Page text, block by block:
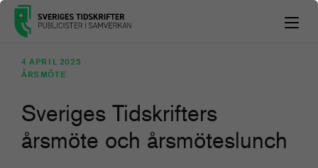
4 APRIL 2025
ÅRSMÖTE
Sveriges Tidskrifters
årsmöte och årsmöteslunch